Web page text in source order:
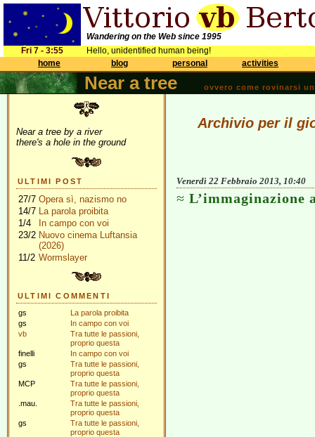
Wandering on the Web since 1995
Fri 7 - 3:55
Hello, unidentified human being!
home
blog personal activities
Near a tree ovvero come rovinarsi
Near a tree by a river
there's a hole in the ground
ULTIMI POST
27/7 Opera sì, nazismo no
14/7 La parola proibita
1/4
In campo con voi
23/2 Nuovo cinema Luftansia
(2026)
11/2 Wormslayer
ULTIMI COMMENTI
gs
La parola proibita
gs
In campo con voi
vb
Tra tutte le passioni,
proprio questa
finelli
In campo con voi
gs
Tra tutte le passioni,
proprio questa
MCP
Tra tutte le passioni,
proprio questa
.mau.
Tra tutte le passioni,
proprio questa
gs
Tra tutte le passioni,
proprio questa
Archivio per il
Venerdì 22 Febbraio 2013, 10:40
L’immaginazione